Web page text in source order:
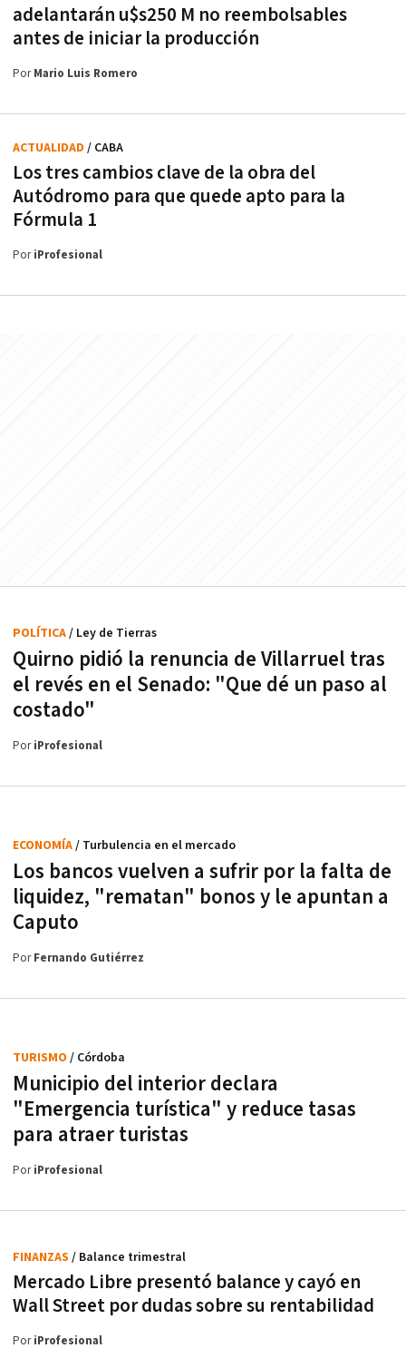
adelantarán u$s250 M no reembolsables
antes de iniciar la producción
PorMario Luis Romero
Los tres cambios clave de la obra del
Autódromo para que quede apto para la
Fórmula 1
ACTUALIDAD / CABA
PoriProfesional
Quirno pidió la renuncia de Villarruel tras
el revés en el Senado: "Que dé un paso al
costado"
POLÍTICA/ Ley de Tierras
PoriProfesional
Los bancos vuelven a sufrir por la falta de
liquidez, "rematan" bonos y le apuntan a
Caputo
ECONOMÍA/ Turbulencia en el mercado
PorFernando Gutiérrez
Municipio del interior declara
"Emergencia turística" y reduce tasas
para atraer turistas
TURISMO / Córdoba
PoriProfesional
Mercado Libre presentó balance y cayó en
Wall Street por dudas sobre su rentabilidad
FINANZAS / Balance trimestral
PoriProfesional